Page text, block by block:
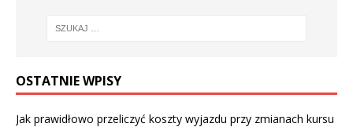
OSTATNIE WPISY
Jak prawidłowo przeliczyć koszty wyjazdu przy zmianach kursu